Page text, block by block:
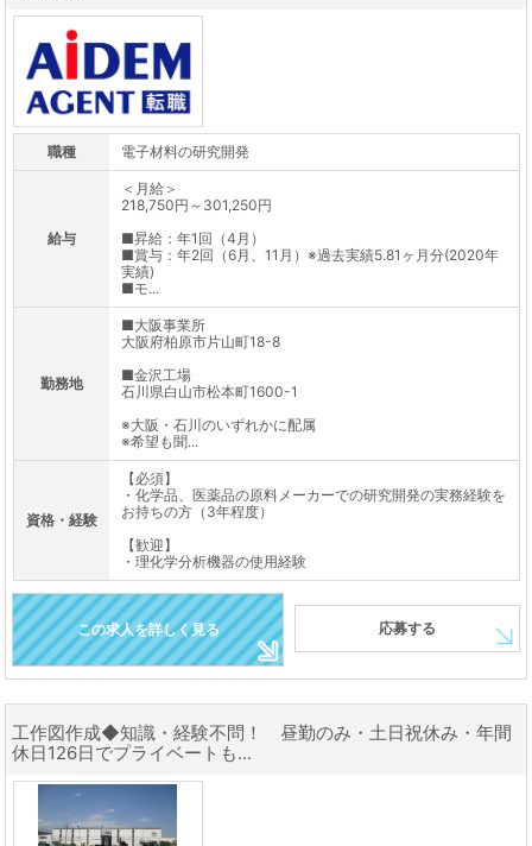
職種 電子材料の研究開発
給与
＜月給＞
218,750円～301,250円
■昇給：年1回（4月）
■賞与：年2回（6月、11月）※過去実績5.81ヶ月分(2020年
実績)
■モ...
勤務地
■大阪事業所
大阪府柏原市片山町18-8
■金沢工場
石川県白山市松本町1600-1
※大阪・石川のいずれかに配属
※希望も聞...
資格・経験
【必須】
・化学品、医薬品の原料メーカーでの研究開発の実務経験を
お持ちの方（3年程度）
【歓迎】
・理化学分析機器の使用経験
この求人を詳しく見る 応募する
工作図作成◆知識・経験不問！ 昼勤のみ・土日祝休み・年間
休日126日でプライベートも...